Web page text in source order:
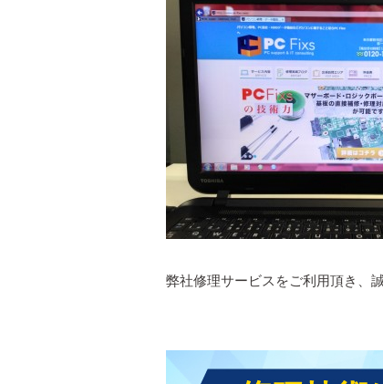
弊社修理サービスをご利用頂き、